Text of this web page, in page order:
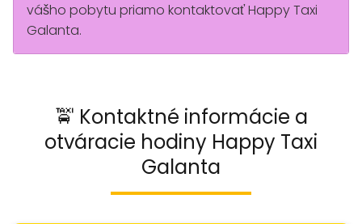
vášho pobytu priamo kontaktovať Happy Taxi
Galanta.
🚖 Kontaktné informácie a
otváracie hodiny Happy Taxi
Galanta